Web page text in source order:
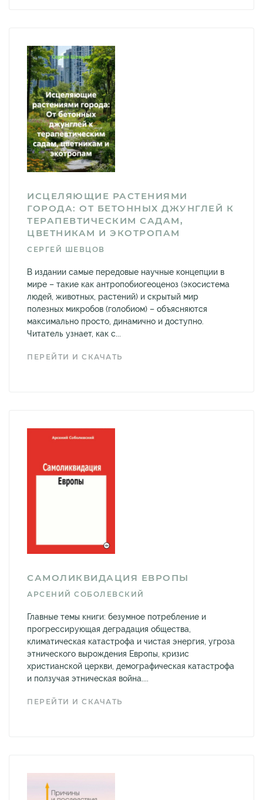
ИСЦЕЛЯЮЩИЕ РАСТЕНИЯМИ
ГОРОДА: ОТ БЕТОННЫХ ДЖУНГЛЕЙ К
ТЕРАПЕВТИЧЕСКИМ САДАМ,
ЦВЕТНИКАМ И ЭКОТРОПАМ
СЕРГЕЙ ШЕВЦОВ
В издании самые передовые научные концепции в
мире – такие как антропобиогеоценоз (экосистема
людей, животных, растений) и скрытый мир
полезных микробов (голобиом) – объясняются
максимально просто, динамично и доступно.
Читатель узнает, как с...
ПЕРЕЙТИ И СКАЧАТЬ
САМОЛИКВИДАЦИЯ ЕВРОПЫ
АРСЕНИЙ СОБОЛЕВСКИЙ
Главные темы книги: безумное потребление и
прогрессирующая деградация общества,
климатическая катастрофа и чистая энергия, угроза
этнического вырождения Европы, кризис
христианской церкви, демографическая катастрофа
и ползучая этническая война....
ПЕРЕЙТИ И СКАЧАТЬ